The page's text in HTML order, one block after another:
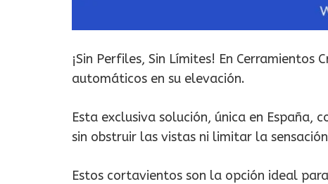
¡Sin Perfiles, Sin Límites! En
automáticos en su elevación.
Esta exclusiva solución, única en
sin obstruir las vistas ni limitar la
Estos cortavientos son la opción ideal